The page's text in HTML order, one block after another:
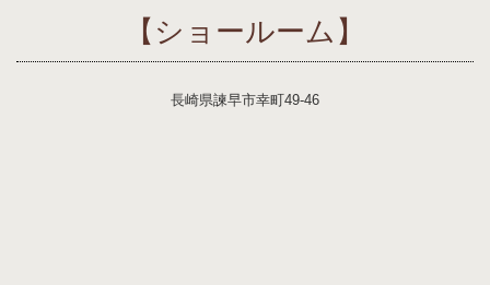
【ショールーム】
長崎県諫早市幸町49-46